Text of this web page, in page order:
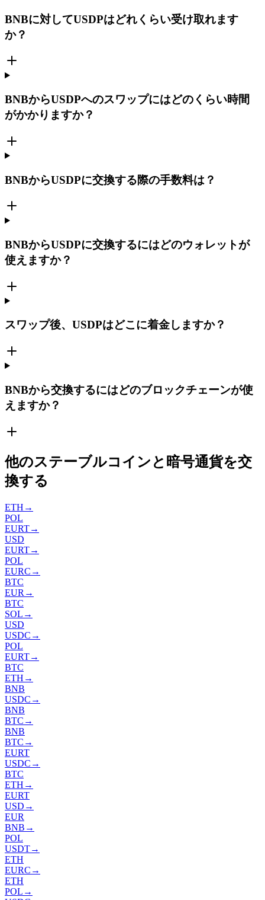
BNBに対してUSDPはどれくらい受け取れます
か？
BNBからUSDPへのスワップにはどのくらい時間
がかかりますか？
BNBからUSDPに交換する際の手数料は？
BNBからUSDPに交換するにはどのウォレットが
使えますか？
スワップ後、USDPはどこに着金しますか？
BNBから交換するにはどのブロックチェーンが使
えますか？
他のステーブルコインと暗号通貨を交
換する
ETH →
POL
EURT→
USD
EURT→
POL
EURC →
BTC
EUR →
BTC
SOL →
USD
USDC →
POL
EURT→
BTC
ETH →
BNB
USDC →
BNB
BTC →
BNB
BTC →
EURT
USDC →
BTC
ETH →
EURT
USD →
EUR
BNB →
POL
USDT→
ETH
EURC →
ETH
POL →